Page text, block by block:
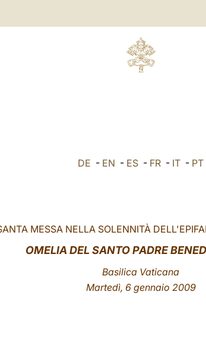
DE - EN - ES - FR - IT - PT
MESSA NELLA SOLENNITÀ
OMELIA DEL SANTO PADRE
Basilica Vaticana
Martedì, 6 gennaio 2009